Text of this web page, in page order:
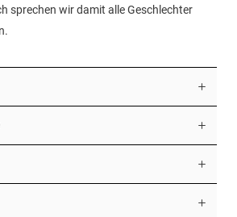
sprechen wir damit alle Geschlechter